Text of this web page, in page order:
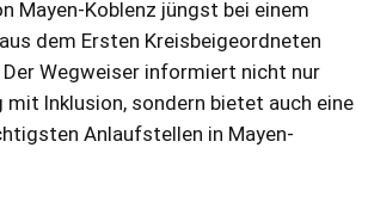
Mayen-Koblenz jüngst bei einem
dem Ersten Kreisbeigeordneten
Der Wegweiser informiert nicht nur
mit Inklusion, sondern bietet auch eine
Anlaufstellen in Mayen-